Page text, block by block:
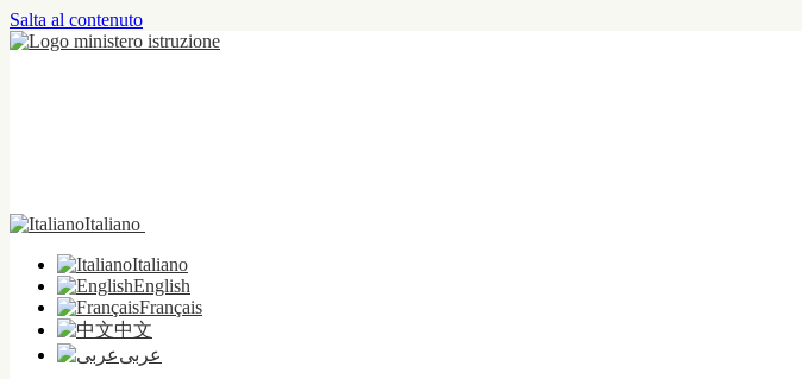
Salta al contenuto
Italiano
Italiano
English
Français
中文
عربى